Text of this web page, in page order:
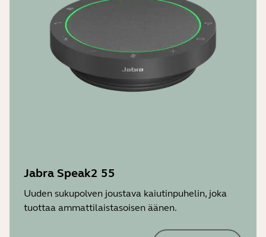
Jabra Speak2 55
Uuden sukupolven joustava kaiutinpuhelin, joka
tuottaa ammattilaistasoisen äänen.